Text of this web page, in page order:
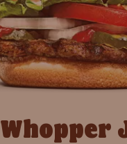
Whopper